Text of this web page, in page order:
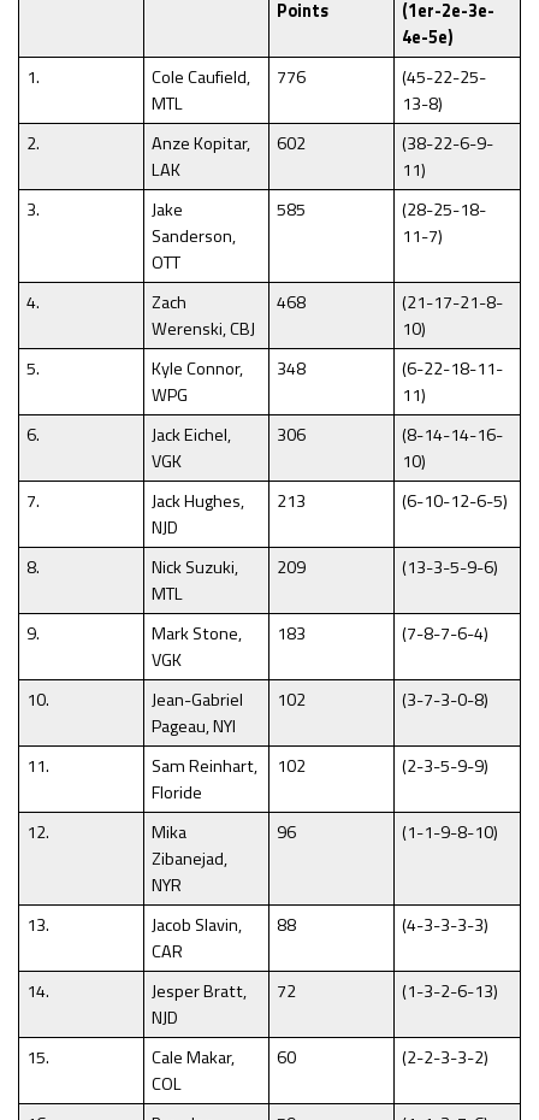
Points
(1er-2e-3e-
4e-5e)
1.
Cole Caufield,
MTL
776
(45-22-25-
13-8)
2.
Anze Kopitar,
LAK
602
(38-22-6-9-
11)
3.
Jake
Sanderson,
OTT
585
(28-25-18-
11-7)
4.
Zach
Werenski, CBJ
468
(21-17-21-8-
10)
5.
Kyle Connor,
WPG
348
(6-22-18-11-
11)
6.
Jack Eichel,
VGK
306
(8-14-14-16-
10)
7.
Jack Hughes,
NJD
213 (6-10-12-6-5)
8.
Nick Suzuki,
MTL
209 (13-3-5-9-6)
9.
Mark Stone,
VGK
183 (7-8-7-6-4)
10.
Jean-Gabriel
Pageau, NYI
102 (3-7-3-0-8)
11.
Sam Reinhart,
Floride
102 (2-3-5-9-9)
12.
Mika
Zibanejad,
NYR
96 (1-1-9-8-10)
13.
Jacob Slavin,
CAR
88 (4-3-3-3-3)
14.
Jesper Bratt,
NJD
72 (1-3-2-6-13)
15.
Cale Makar,
COL
60 (2-2-3-3-2)